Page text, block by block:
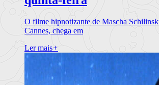
O filme hipnotizante de Mascha
Cannes, chega em
Ler mais+